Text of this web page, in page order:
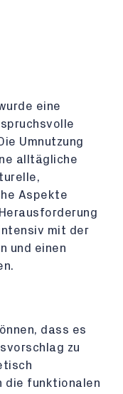
eine
Umnutzung
alltägliche
Aspekte
mit der
und einen
dass es
zu
die funktionalen